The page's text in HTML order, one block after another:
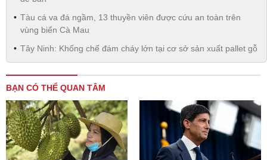
Tàu cá va đá ngầm, 13 thuyền viên được cứu an toàn trên
vùng biển Cà Mau
Tây Ninh: Khống chế đám cháy lớn tại cơ sở sản xuất pallet gỗ
BẠN CÓ THỂ QUAN TÂM